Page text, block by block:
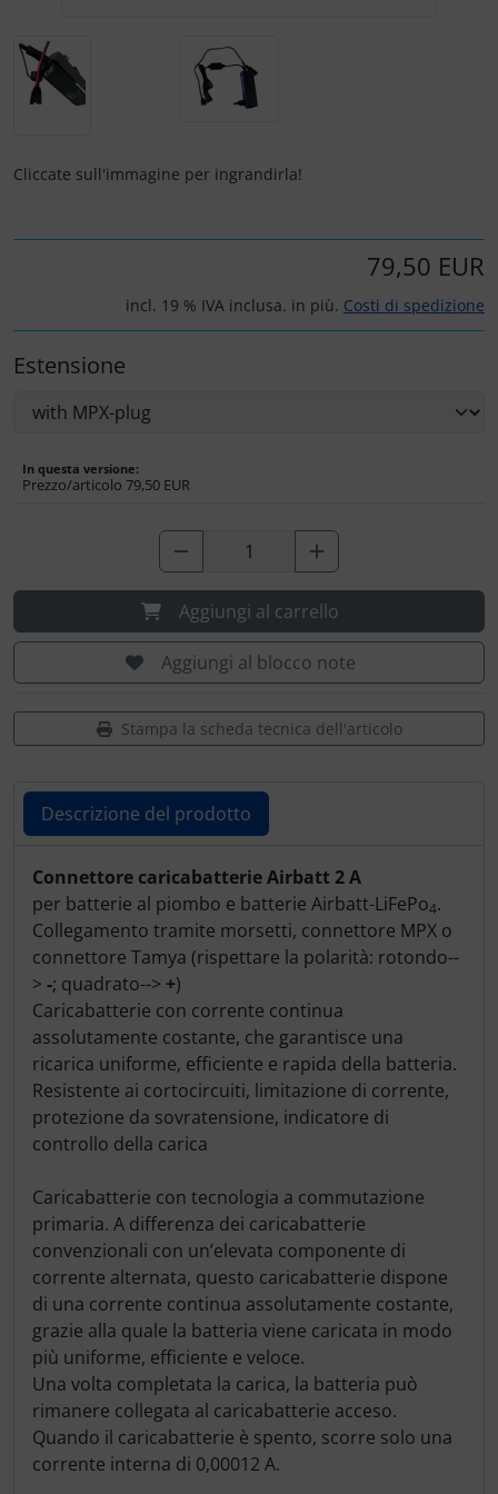
Cliccate sull'immagine per ingrandirla!
79,50 EUR
incl. 19 % IVA inclusa. in più. Costi di spedizione
Estensione
In questa versione:
Prezzo/articolo 79,50 EUR
Aggiungi al carrello
Aggiungi al blocco note
Stampa la scheda tecnica dell'articolo
Descrizione del prodotto
Descrizione del prodotto
Connettore caricabatterie Airbatt 2 A
per batterie al piombo e batterie Airbatt-LiFePo4.
Collegamento tramite morsetti, connettore MPX o
connettore Tamya (rispettare la polarità: rotondo--
> -; quadrato--> +)
Caricabatterie con corrente continua
assolutamente costante, che garantisce una
ricarica uniforme, efficiente e rapida della batteria.
Resistente ai cortocircuiti, limitazione di corrente,
protezione da sovratensione, indicatore di
controllo della carica
Caricabatterie con tecnologia a commutazione
primaria. A differenza dei caricabatterie
convenzionali con un’elevata componente di
corrente alternata, questo caricabatterie dispone
di una corrente continua assolutamente costante,
grazie alla quale la batteria viene caricata in modo
più uniforme, efficiente e veloce.
Una volta completata la carica, la batteria può
rimanere collegata al caricabatterie acceso.
Quando il caricabatterie è spento, scorre solo una
corrente interna di 0,00012 A.
Prodotti personalizzati
Teglia Aviator